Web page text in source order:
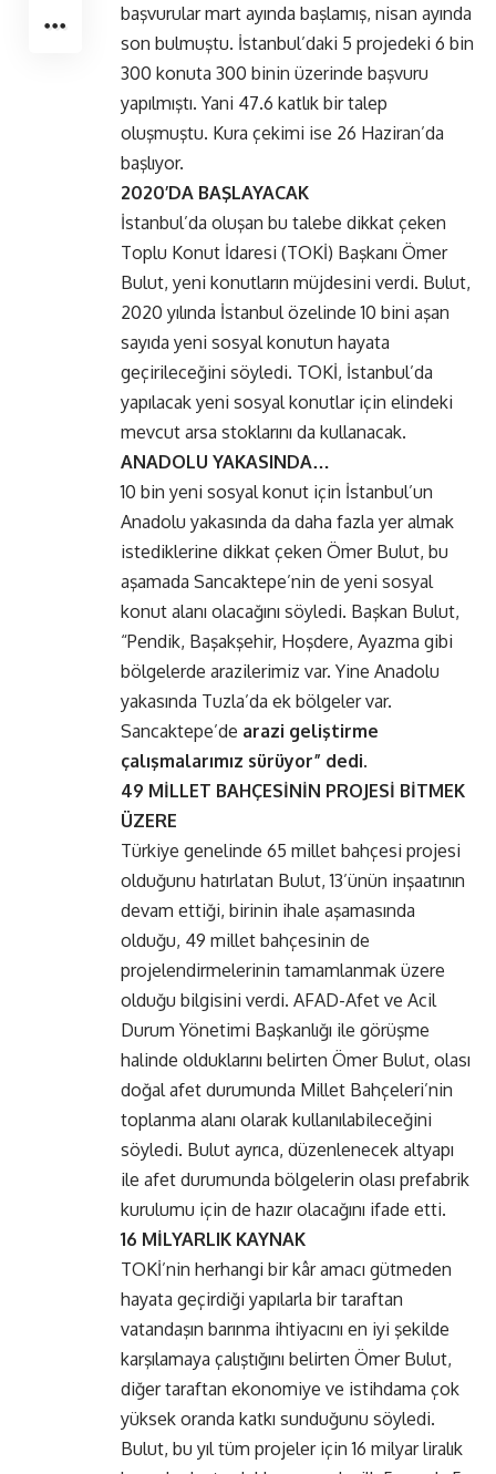
başvurular mart ayında başlamış, nisan ayında
son bulmuştu. İstanbul’daki 5 projedeki 6 bin
300 konuta 300 binin üzerinde başvuru
yapılmıştı. Yani 47.6 katlık bir talep
oluşmuştu. Kura çekimi ise 26 Haziran’da
başlıyor.
2020’DA BAŞLAYACAK
İstanbul’da oluşan bu talebe dikkat çeken
Toplu Konut İdaresi (TOKİ) Başkanı Ömer
Bulut, yeni konutların müjdesini verdi. Bulut,
2020 yılında İstanbul özelinde 10 bini aşan
sayıda yeni sosyal konutun hayata
geçirileceğini söyledi. TOKİ, İstanbul’da
yapılacak yeni sosyal konutlar için elindeki
mevcut arsa stoklarını da kullanacak.
ANADOLU YAKASINDA…
10 bin yeni sosyal konut için İstanbul’un
Anadolu yakasında da daha fazla yer almak
istediklerine dikkat çeken Ömer Bulut, bu
aşamada Sancaktepe’nin de yeni sosyal
konut alanı olacağını söyledi. Başkan Bulut,
“Pendik, Başakşehir, Hoşdere, Ayazma gibi
bölgelerde arazilerimiz var. Yine Anadolu
yakasında Tuzla’da ek bölgeler var.
Sancaktepe’de arazi geliştirme
çalışmalarımız sürüyor” dedi.
49 MİLLET BAHÇESİNİN PROJESİ BİTMEK
ÜZERE
Türkiye genelinde 65 millet bahçesi projesi
olduğunu hatırlatan Bulut, 13’ünün inşaatının
devam ettiği, birinin ihale aşamasında
olduğu, 49 millet bahçesinin de
projelendirmelerinin tamamlanmak üzere
olduğu bilgisini verdi. AFAD-Afet ve Acil
Durum Yönetimi Başkanlığı ile görüşme
halinde olduklarını belirten Ömer Bulut, olası
doğal afet durumunda Millet Bahçeleri’nin
toplanma alanı olarak kullanılabileceğini
söyledi. Bulut ayrıca, düzenlenecek altyapı
ile afet durumunda bölgelerin olası prefabrik
kurulumu için de hazır olacağını ifade etti.
16 MİLYARLIK KAYNAK
TOKİ’nin herhangi bir kâr amacı gütmeden
hayata geçirdiği yapılarla bir taraftan
vatandaşın barınma ihtiyacını en iyi şekilde
karşılamaya çalıştığını belirten Ömer Bulut,
diğer taraftan ekonomiye ve istihdama çok
yüksek oranda katkı sunduğunu söyledi.
Bulut, bu yıl tüm projeler için 16 milyar liralık